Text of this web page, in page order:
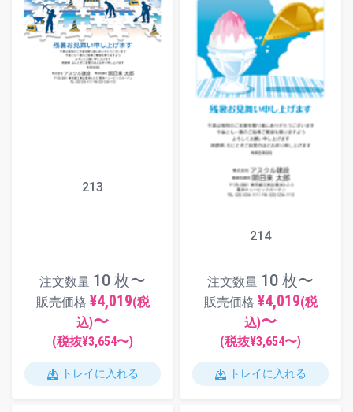
213
注文数量 10 枚〜
販売価格 ¥4,019(税
込)〜
(税抜¥3,654〜)
トレイに入れる
214
注文数量 10 枚〜
販売価格 ¥4,019(税
込)〜
(税抜¥3,654〜)
トレイに入れる